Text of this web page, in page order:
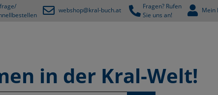
webshop@kral-buch.at
Fragen? Rufen
Sie uns an!
Mein
in der Kral-Welt!